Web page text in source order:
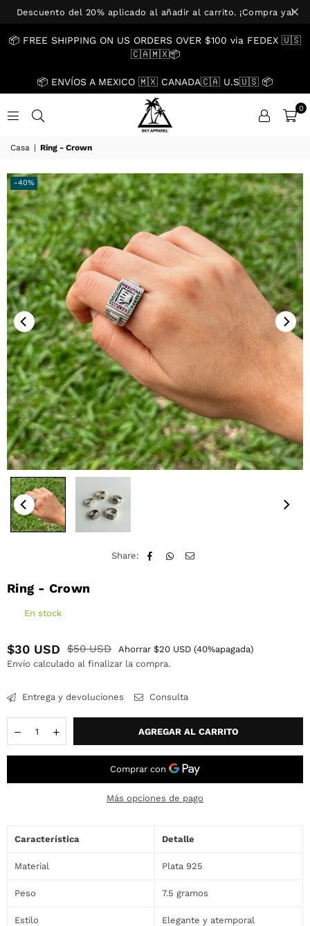
Descuento del 20% aplicado al añadir al carrito. ¡Compra ya!
📦 FREE SHIPPING ON US ORDERS OVER $100 via FEDEX 🇺🇸
🇨🇦🇲🇽📦
📦 ENVÍOS A MEXICO 🇲🇽 CANADA🇨🇦 U.S🇺🇸 📦
0
Casa | Ring - Crown
-40%
Share:
Ring - Crown
En stock
Precio
habitual
$30 USD $50 USD Ahorrar $20 USD (40%apagada)
Envío calculado al finalizar la compra.
Entrega y devoluciones Consulta
AGREGAR AL CARRITO
Más opciones de pago
Característica Detalle
Material Plata 925
Peso 7.5 gramos
Estilo Elegante y atemporal